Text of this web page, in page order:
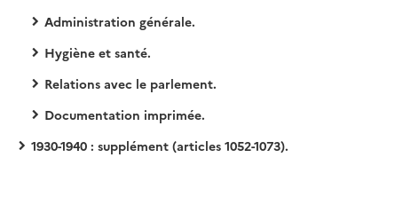
Administration générale.
Hygiène et santé.
Relations avec le parlement.
Documentation imprimée.
1930-1940 : supplément (articles 1052-1073).